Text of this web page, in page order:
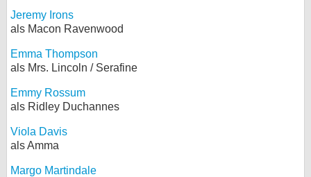
Jeremy Irons
als Macon Ravenwood
Emma Thompson
als Mrs. Lincoln / Serafine
Emmy Rossum
als Ridley Duchannes
Viola Davis
als Amma
Margo Martindale